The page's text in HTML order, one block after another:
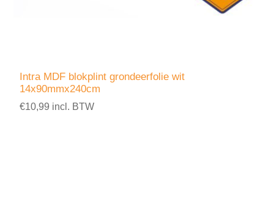
Intra MDF blokplint grondeerfolie wit
14x90mmx240cm
€10,99 incl. BTW